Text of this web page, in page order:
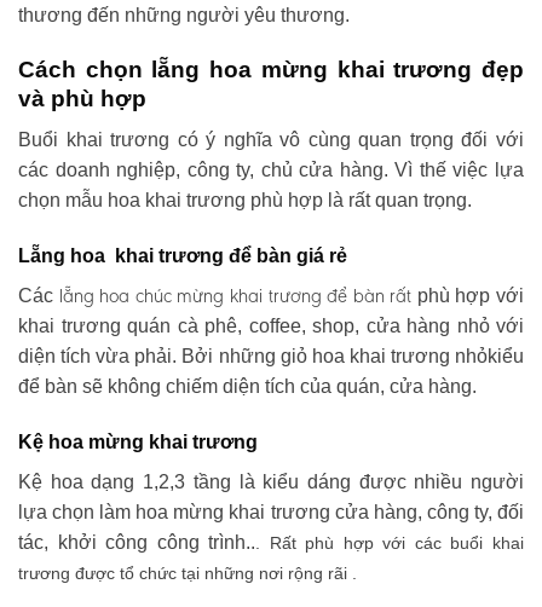
thương đến những người yêu thương.
Cách chọn lẵng hoa mừng khai trương đẹp
và phù hợp
Buổi khai trương có ý nghĩa vô cùng quan trọng đối với
các doanh nghiệp, công ty, chủ cửa hàng. Vì thế việc lựa
chọn mẫu hoa khai trương phù hợp là rất quan trọng.
Lẵng hoa khai trương để bàn giá rẻ
Các lẵng hoa chúc mừng khai trương để bàn rất phù hợp với
khai trương quán cà phê, coffee, shop, cửa hàng nhỏ với
diện tích vừa phải. Bởi những giỏ hoa khai trương nhỏkiểu
để bàn sẽ không chiếm diện tích của quán, cửa hàng.
Kệ hoa mừng khai trương
Kệ hoa dạng 1,2,3 tầng là kiểu dáng được nhiều người
lựa chọn làm hoa mừng khai trương cửa hàng, công ty, đối
tác, khởi công công trình.. . Rất phù hợp với các buổi khai
trương được tổ chức tại những nơi rộng rãi .